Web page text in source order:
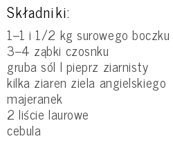
Składniki:
1–1 i 1/2 kg surowego
3–4 ząbki czosnku
gruba sól l pieprz ziarnisty
kilka ziaren ziela angielskiego
majeranek
2 liście laurowe
cebula